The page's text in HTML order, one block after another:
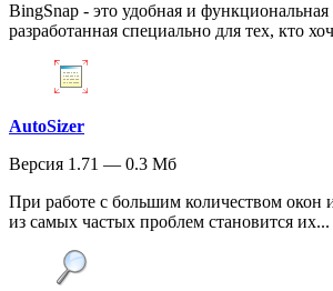
BingSnap - это удобная и
разработанная специально для тех, кто
AutoSizer
Версия 1.71 — 0.3 Мб
При работе с большим количеством окон
из самых частых проблем становится их...